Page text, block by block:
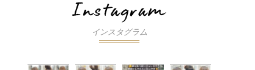
インスタグラム